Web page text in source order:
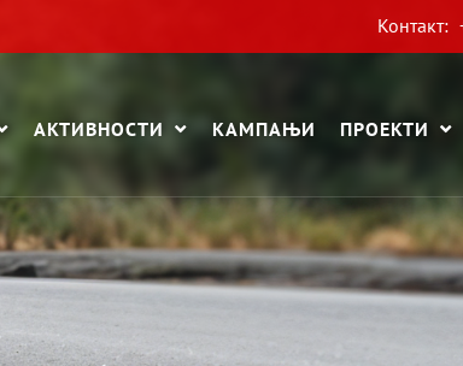
Контакт:
АКТИВНОСТИ КАМПАЊИ ПРОЕКТИ